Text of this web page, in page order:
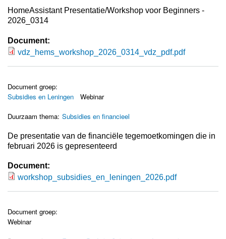
HomeAssistant Presentatie/Workshop voor Beginners -
2026_0314
Document:
vdz_hems_workshop_2026_0314_vdz_pdf.pdf
Document groep:
Subsidies en Leningen
Webinar
Duurzaam thema: Subsidies en financieel
De presentatie van de financiële tegemoetkomingen die in
februari 2026 is gepresenteerd
Document:
workshop_subsidies_en_leningen_2026.pdf
Document groep:
Webinar